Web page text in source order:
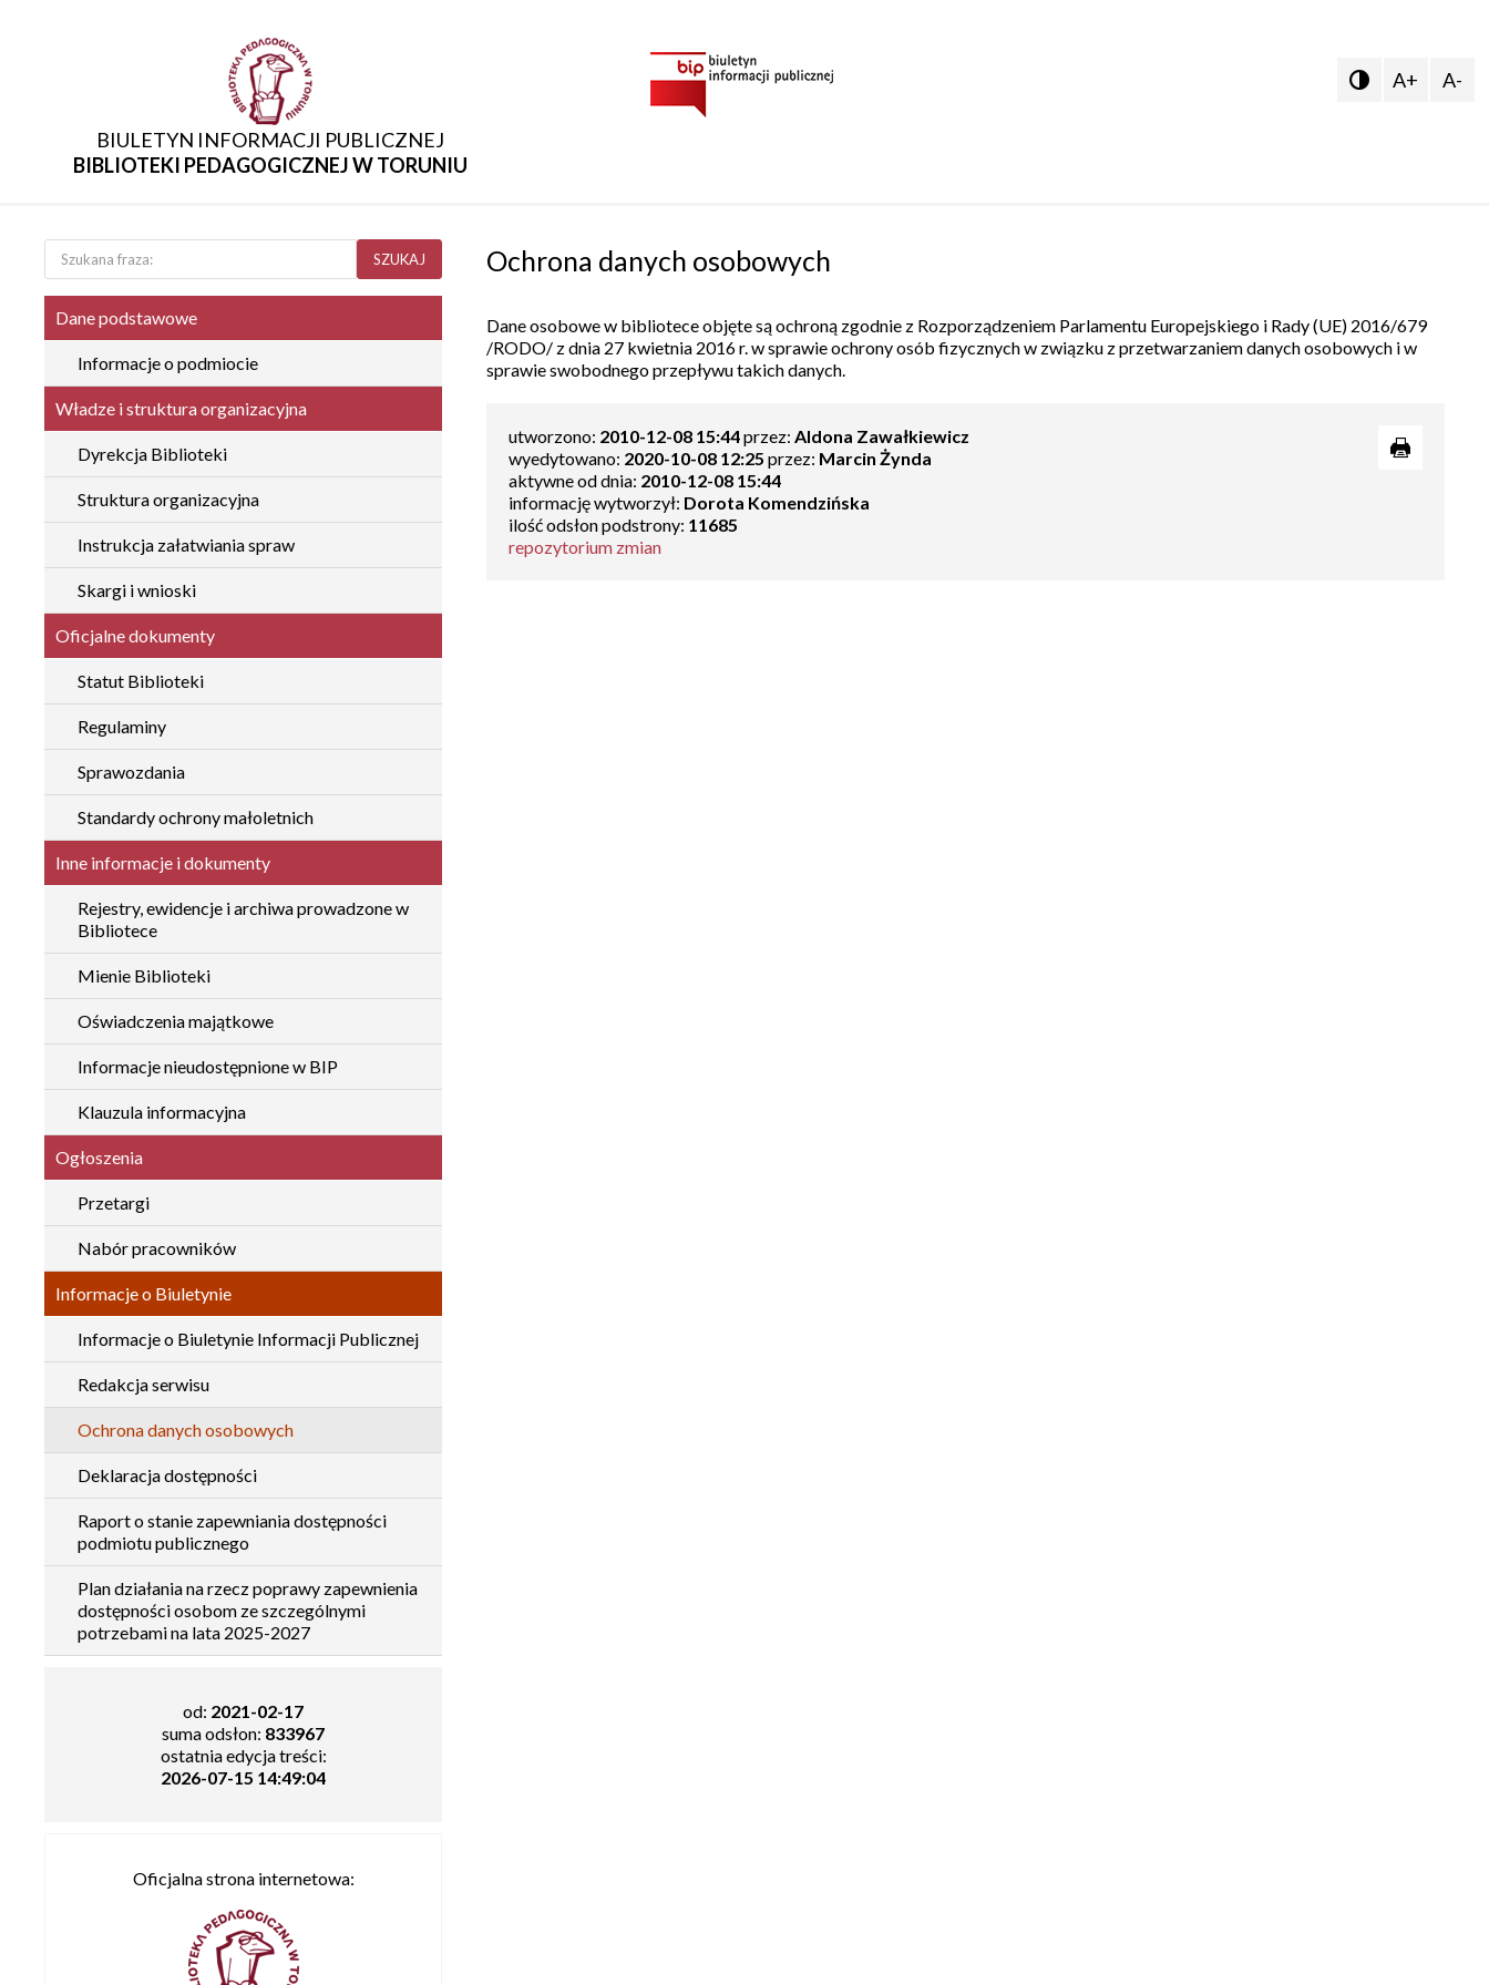
BIULETYN INFORMACJI PUBLICZNEJ
BIBLIOTEKI PEDAGOGICZNEJ W TORUNIU
 A+ A-
SZUKAJ
Dane podstawowe
Informacje o podmiocie
Władze i struktura organizacyjna
Dyrekcja Biblioteki
Struktura organizacyjna
Instrukcja załatwiania spraw
Skargi i wnioski
Oficjalne dokumenty
Statut Biblioteki
Regulaminy
Sprawozdania
Standardy ochrony małoletnich
Inne informacje i dokumenty
Rejestry, ewidencje i archiwa prowadzone w
Bibliotece
Mienie Biblioteki
Oświadczenia majątkowe
Informacje nieudostępnione w BIP
Klauzula informacyjna
Ogłoszenia
Przetargi
Nabór pracowników
Informacje o Biuletynie
Informacje o Biuletynie Informacji Publicznej
Redakcja serwisu
Ochrona danych osobowych
Deklaracja dostępności
Raport o stanie zapewniania dostępności
podmiotu publicznego
Plan działania na rzecz poprawy zapewnienia
dostępności osobom ze szczególnymi
potrzebami na lata 2025-2027
od: 2021-02-17
suma odsłon: 833967
ostatnia edycja treści:
2026-07-15 14:49:04
Oficjalna strona internetowa:
Ochrona danych osobowych
Dane osobowe w bibliotece objęte są ochroną zgodnie z Rozporządzeniem Parlamentu Europejskiego i Rady (UE) 2016/679
/RODO/ z dnia 27 kwietnia 2016 r. w sprawie ochrony osób fizycznych w związku z przetwarzaniem danych osobowych i w
sprawie swobodnego przepływu takich danych.
utworzono: 2010-12-08 15:44przez:Aldona Zawałkiewicz
wyedytowano: 2020-10-08 12:25 przez: Marcin Żynda
aktywne od dnia: 2010-12-08 15:44
informację wytworzył: Dorota Komendzińska
ilość odsłon podstrony: 11685
repozytorium zmian